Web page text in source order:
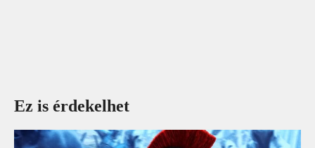
Ez is érdekelhet